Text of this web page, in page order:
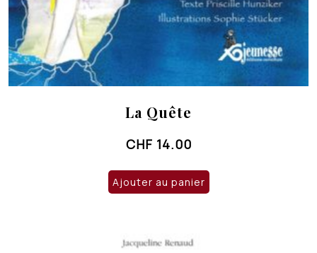
La Quête
CHF 14.00
Ajouter au panier